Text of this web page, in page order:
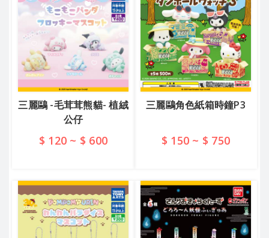
三麗鷗 -毛茸茸熊貓- 植絨
公仔
$ 120 ~ $ 600
三麗鷗角色紙箱時鐘P3
$ 150 ~ $ 750